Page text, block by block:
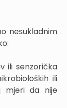
nesukladnim
ili senzorička
ili
mjeri da nije